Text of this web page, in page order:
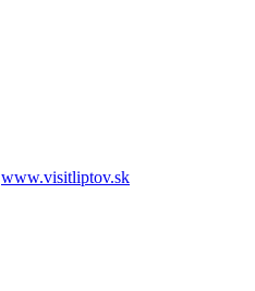
www.visitliptov.sk